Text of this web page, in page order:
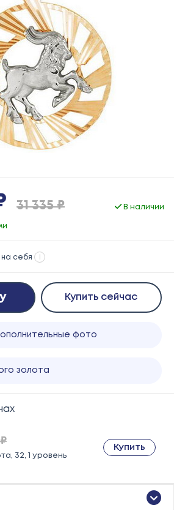
31 335 ₽ В наличии
себя i
Купить сейчас
фото
золота
32, 1 уровень
Купить